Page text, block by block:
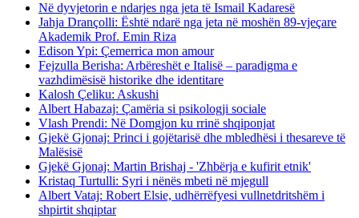
Në dyvjetorin e ndarjes nga jeta të Ismail Kadaresë
Jahja Drançolli: Është ndarë nga jeta në moshën 89-vjeçare
Akademik Prof. Emin Riza
Edison Ypi: Çemerrica mon amour
Fejzulla Berisha: Arbëreshët e Italisë – paradigma e
vazhdimësisë historike dhe identitare
Kalosh Çeliku: Askushi
Albert Habazaj: Çamëria si psikologji sociale
Vlash Prendi: Në Domgjon ku rrinë shqiponjat
Gjekë Gjonaj: Princi i gojëtarisë dhe mbledhësi i thesareve të
Malësisë
Gjekë Gjonaj: Martin Brishaj - 'Zhbërja e kufirit etnik'
Kristaq Turtulli: Syri i nënës mbeti në mjegull
Albert Vataj: Robert Elsie, udhërrëfyesi vullnetdritshëm i
shpirtit shqiptar